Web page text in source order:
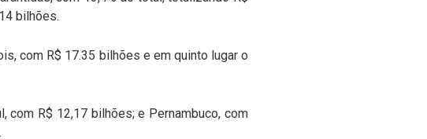
bilhões.
com R$ 17.35 bilhões e em quinto lugar o
R$ 12,17 bilhões; e Pernambuco, com